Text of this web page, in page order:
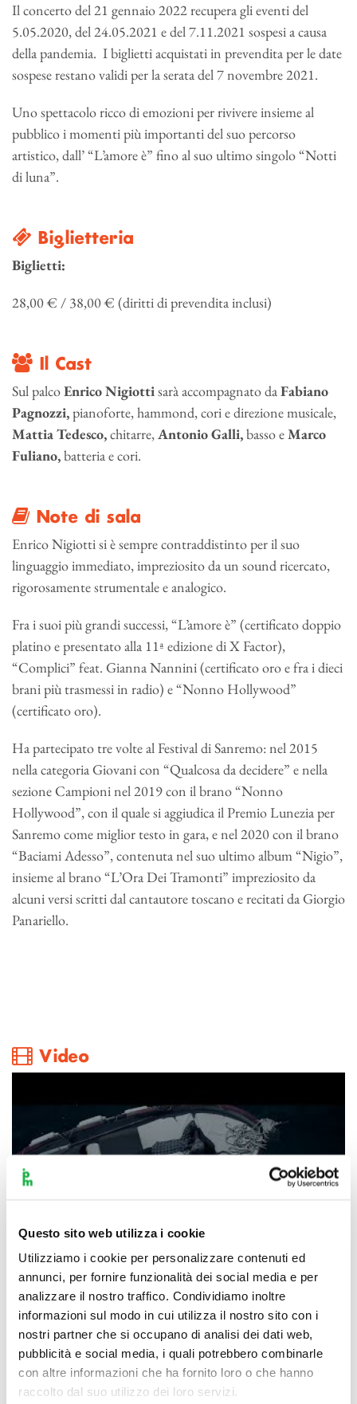
Questo sito web utilizza i cookie
Utilizziamo i cookie per personalizzare contenuti ed
annunci, per fornire funzionalità dei social media e per
analizzare il nostro traffico. Condividiamo inoltre
informazioni sul modo in cui utilizza il nostro sito con i
nostri partner che si occupano di analisi dei dati web,
pubblicità e social media, i quali potrebbero combinarle
con altre informazioni che ha fornito loro o che hanno
raccolto dal suo utilizzo dei loro servizi.
Il concerto del 21 gennaio 2022 recupera gli eventi del
5.05.2020, del 24.05.2021 e del 7.11.2021 sospesi a causa
della pandemia. I biglietti acquistati in prevendita per le date
sospese restano validi per la serata del 7 novembre 2021.
Uno spettacolo ricco di emozioni per rivivere insieme al
pubblico i momenti più importanti del suo percorso
artistico, dall’ “L’amore è” fino al suo ultimo singolo “Notti
di luna”.
Biglietteria
Biglietti:
28,00 € / 38,00 € (diritti di prevendita inclusi)
Il Cast
Sul palcoEnrico Nigiottisarà accompagnato daFabiano
Pagnozzi,pianoforte, hammond, cori e direzione musicale,
Mattia Tedesco,chitarre,Antonio Galli,basso eMarco
Fuliano,batteria e cori.
Note di sala
Enrico Nigiotti si è sempre contraddistinto per il suo
linguaggio immediato, impreziosito da un sound ricercato,
rigorosamente strumentale e analogico.
Fra i suoi più grandi successi, “L’amore è” (certificato doppio
platino e presentato alla 11ª edizione di X Factor),
“Complici” feat. Gianna Nannini (certificato oro e fra i dieci
brani più trasmessi in radio) e “Nonno Hollywood”
(certificato oro).
Ha partecipato tre volte al Festival di Sanremo: nel 2015
nella categoria Giovani con “Qualcosa da decidere” e nella
sezione Campioni nel 2019 con il brano “Nonno
Hollywood”, con il quale si aggiudica il Premio Lunezia per
Sanremo come miglior testo in gara, e nel 2020 con il brano
“Baciami Adesso”, contenuta nel suo ultimo album “Nigio”,
insieme al brano “L’Ora Dei Tramonti” impreziosito da
alcuni versi scritti dal cantautore toscano e recitati da Giorgio
Panariello.
Video